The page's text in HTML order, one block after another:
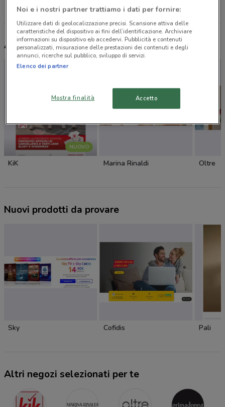
Tutti i negozi Maver
Altri volantini nelle vicinanze
NUOVO
KiK Marina Rinaldi Oltre
Nuovi prodotti da provare
Sky Cofidis Pali
Altri negozi selezionati per te
Noi e i nostri partner trattiamo i dati per fornire:
Utilizzare dati di geolocalizzazione precisi. Scansione attiva delle
caratteristiche del dispositivo ai fini dell’identificazione. Archiviare
informazioni su dispositivo e/o accedervi. Pubblicità e contenuti
personalizzati, misurazione delle prestazioni dei contenuti e degli
annunci, ricerche sul pubblico, sviluppo di servizi.
Elenco dei partner
Mostra finalità Accetto